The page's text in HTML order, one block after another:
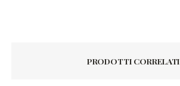
PRODOTTI CORRELATI